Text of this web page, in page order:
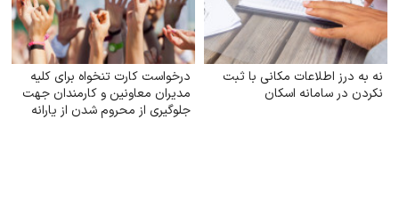
نه به درز اطلاعات مکانی با ثبت
نکردن در سامانه اسکان
درخواست کارت تنخواه برای کلیه
مدیران معاونین و کارمندان جهت
جلوگیری از محروم شدن از یارانه